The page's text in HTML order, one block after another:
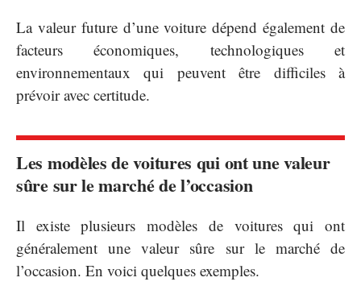
La valeur future d’une voiture dépend également de
facteurs économiques, technologiques et
environnementaux qui peuvent être difficiles à
prévoir avec certitude.
Les modèles de voitures qui ont une valeur
sûre sur le marché de l’occasion
Il existe plusieurs modèles de voitures qui ont
généralement une valeur sûre sur le marché de
l’occasion. En voici quelques exemples.